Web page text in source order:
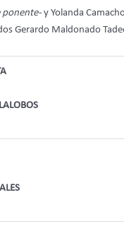
ponente-y Yolanda
Gerardo Maldonado